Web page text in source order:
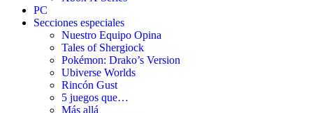
PC
Secciones especiales
Nuestro Equipo Opina
Tales of Shergiock
Pokémon: Drako’s Version
Ubiverse Worlds
Rincón Gust
5 juegos que…
Más allá